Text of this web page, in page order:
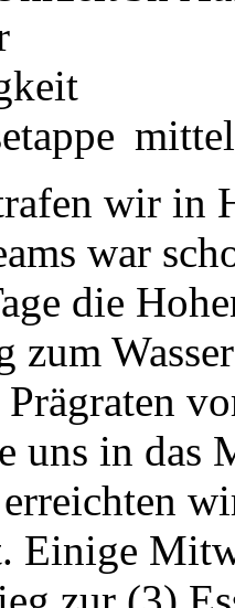
mittel
wir in
war
die
zum
uns in das
Einige